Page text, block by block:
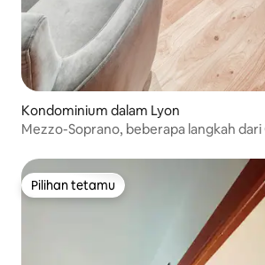
Kondominium dalam Lyon
Mezzo-Soprano, beberapa langkah dari
Pilihan tetamu
Pilihan tetamu